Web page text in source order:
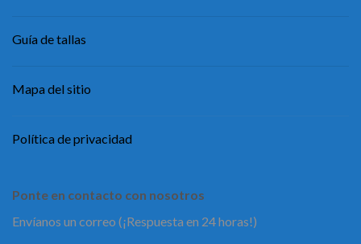
Guía de tallas
Mapa del sitio
Política de privacidad
Ponte en contacto con nosotros
Envíanos un correo (¡Respuesta en 24 horas!)